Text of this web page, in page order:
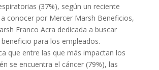
(37%), según un reciente
conocer por Mercer Marsh Beneficios,
Franco Acra dedicada a buscar
para los empleados.
que entre las que más impactan los
se encuentra el cáncer (79%), las